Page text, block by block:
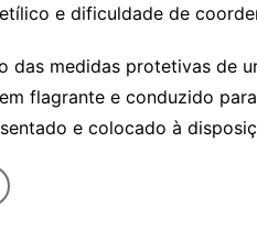
e dificuldade de
das medidas protetivas de
flagrante e conduzido
e colocado à